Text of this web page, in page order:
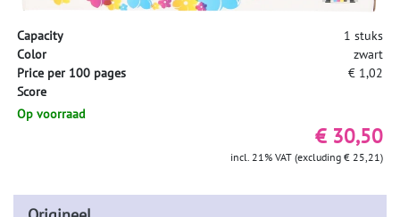
Capacity
1 stuks
Color
zwart
Price per 100 pages
€ 1,02
Score
Op voorraad
€ 30,50
incl. 21% VAT (excluding € 25,21)